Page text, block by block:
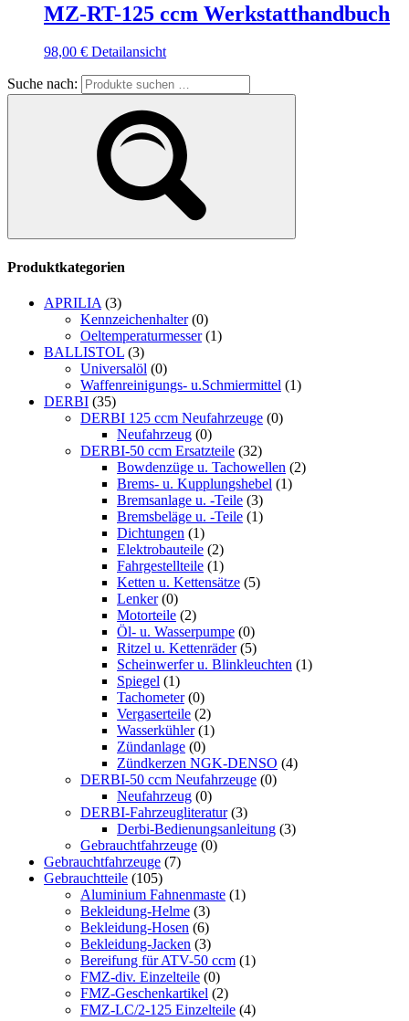
MZ-RT-125 ccm Werkstatthandbuch
98,00 € Detailansicht
Suche nach:
Produktkategorien
APRILIA (3)
Kennzeichenhalter (0)
Oeltemperaturmesser (1)
BALLISTOL (3)
Universalöl (0)
Waffenreinigungs- u.Schmiermittel (1)
DERBI (35)
DERBI 125 ccm Neufahrzeuge (0)
Neufahrzeug (0)
DERBI-50 ccm Ersatzteile (32)
Bowdenzüge u. Tachowellen (2)
Brems- u. Kupplungshebel (1)
Bremsanlage u. -Teile (3)
Bremsbeläge u. -Teile (1)
Dichtungen (1)
Elektrobauteile (2)
Fahrgestellteile (1)
Ketten u. Kettensätze (5)
Lenker (0)
Motorteile (2)
Öl- u. Wasserpumpe (0)
Ritzel u. Kettenräder (5)
Scheinwerfer u. Blinkleuchten (1)
Spiegel (1)
Tachometer (0)
Vergaserteile (2)
Wasserkühler (1)
Zündanlage (0)
Zündkerzen NGK-DENSO (4)
DERBI-50 ccm Neufahrzeuge (0)
Neufahrzeug (0)
DERBI-Fahrzeugliteratur (3)
Derbi-Bedienungsanleitung (3)
Gebrauchtfahrzeuge (0)
Gebrauchtfahrzeuge (7)
Gebrauchtteile (105)
Aluminium Fahnenmaste (1)
Bekleidung-Helme (3)
Bekleidung-Hosen (6)
Bekleidung-Jacken (3)
Bereifung für ATV-50 ccm (1)
FMZ-div. Einzelteile (0)
FMZ-Geschenkartikel (2)
FMZ-LC/2-125 Einzelteile (4)